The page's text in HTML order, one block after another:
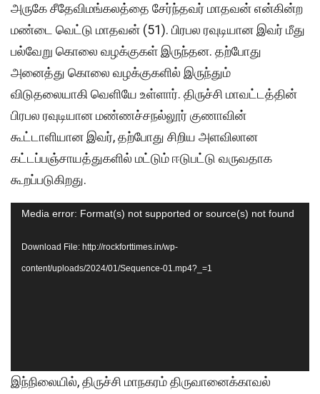
அருகே சீதேவிமங்கலத்தை சேர்ந்தவர் மாதவன் என்கின்ற
மண்டை வெட்டு மாதவன் (51). பிரபல ரவுடியான இவர் மீது
பல்வேறு கொலை வழக்குகள் இருந்தன. தற்போது
அனைத்து கொலை வழக்குகளில் இருந்தும்
விடுதலையாகி வெளியே உள்ளார். திருச்சி மாவட்டத்தின்
பிரபல ரவுடியான மண்ணச்சநல்லூர் குணாவின்
கூட்டாளியான இவர், தற்போது சிறிய அளவிலான
கட்டப்பஞ்சாயத்துகளில் மட்டும் ஈடுபட்டு வருவதாக
கூறப்படுகிறது.
Video
Media error: Format(s) not supported or source(s) not found
Download File: http://rockforttimes.in/wp-
content/uploads/2024/01/Sequence-01.mp4?_=1
இந்நிலையில், திருச்சி மாநகரம் திருவானைக்காவல்